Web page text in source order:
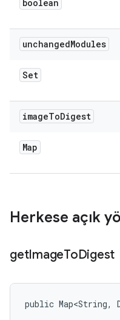
boolean
unchangedModules
Set
imageToDigest
Map
Herkese açık
getImageToDigest
public Map<String,